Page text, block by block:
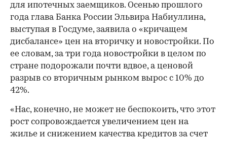
для ипотечных заемщиков. Осенью прошлого
года глава Банка России Эльвира Набиуллина,
выступая в Госдуме, заявила о «кричащем
дисбалансе» цен на вторичку и новостройки. По
ее словам, за три года новостройки в целом по
стране подорожали почти вдвое, а ценовой
разрыв со вторичным рынком вырос с 10% до
42%.
«Нас, конечно, не может не беспокоить, что этот
рост сопровождается увеличением цен на
жилье и снижением качества кредитов за счет